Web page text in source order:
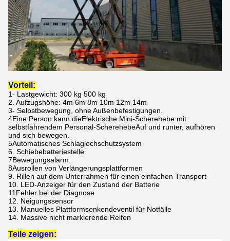
Vorteil:
1- Lastgewicht: 300 kg 500 kg
2. Aufzugshöhe: 4m 6m 8m 10m 12m 14m
3- Selbstbewegung, ohne Außenbefestigungen.
4Eine Person kann dieElektrische Mini-Scherehebe mit
selbstfahrendem Personal-ScherehebeAuf und runter, aufhören
und sich bewegen.
5Automatisches Schlaglochschutzsystem
6. Schiebebatteriestelle
7Bewegungsalarm.
8Ausrollen von Verlängerungsplattformen
9. Rillen auf dem Unterrahmen für einen einfachen Transport
10. LED-Anzeiger für den Zustand der Batterie
11Fehler bei der Diagnose
12. Neigungssensor
13. Manuelles Plattformsenkendeventil für Notfälle
14. Massive nicht markierende Reifen
Teile zeigen: